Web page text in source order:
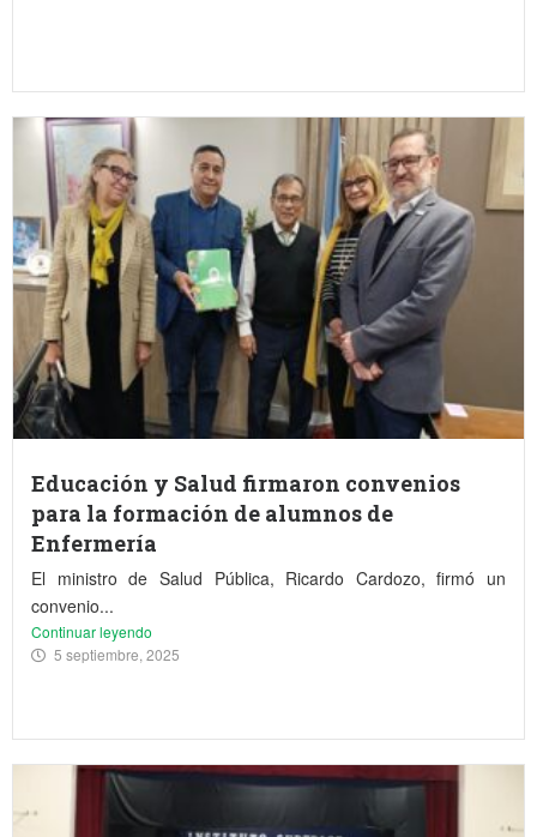
Educación y Salud firmaron convenios
para la formación de alumnos de
Enfermería
El ministro de Salud Pública, Ricardo Cardozo, firmó un
convenio...
Continuar leyendo
5 septiembre, 2025